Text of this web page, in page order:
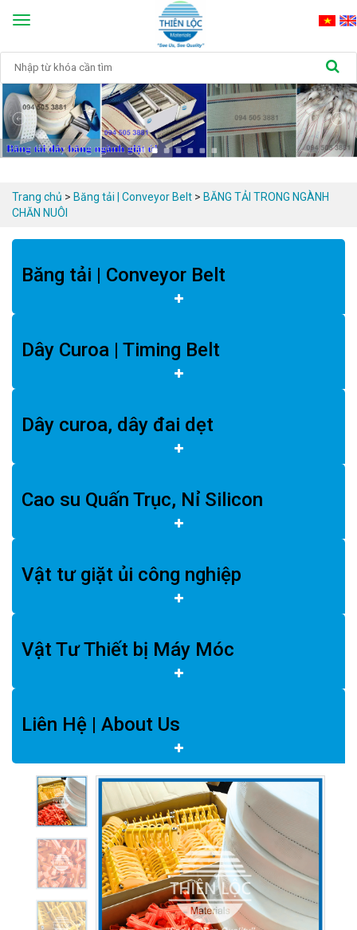
Toggle
Trang chủ > Băng tải | Conveyor Belt > BĂNG TẢI TRONG NGÀNH
CHĂN NUÔI
Băng tải | Conveyor Belt
Dây Curoa | Timing Belt
Dây curoa, dây đai dẹt
Cao su Quấn Trục, Nỉ Silicon
Vật tư giặt ủi công nghiệp
Vật Tư Thiết bị Máy Móc
Liên Hệ | About Us